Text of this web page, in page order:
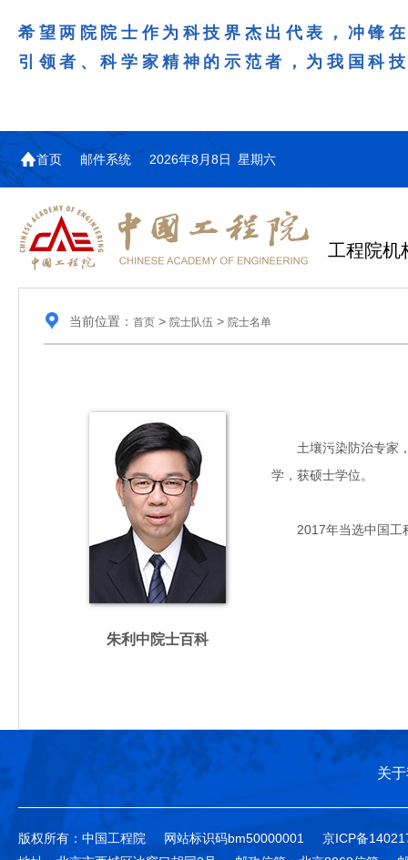
希望两院院士作为科技界杰出代表，冲锋
引领者、科学家精神的示范者，为我国科
首页 邮件系统 2026年8月8日 星期六
工程院机
当前位置： 首页> 院士队伍 > 院士名单
朱利中院士百科
土壤污染防治专家，
学，获硕士学位。
2017年当选中国工
关
版权所有：中国工程院 网站标识码bm50000001
京ICP备